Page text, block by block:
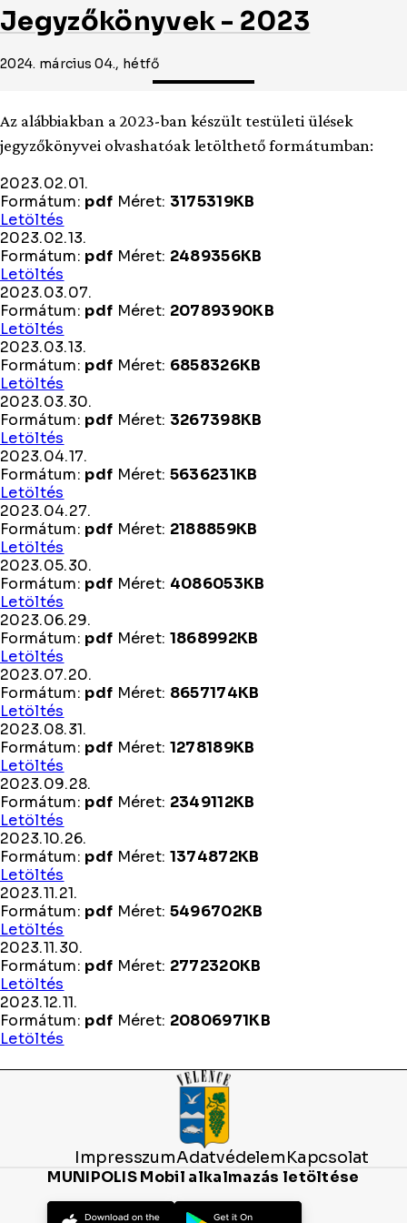
Jegyzőkönyvek - 2023
2024. március 04., hétfő
Az alábbiakban a 2023-ban készült testületi ülések
jegyzőkönyvei olvashatóak letölthető formátumban:
2023.02.01.
Formátum: pdf Méret: 3175319KB
Letöltés
2023.02.13.
Formátum: pdf Méret: 2489356KB
Letöltés
2023.03.07.
Formátum: pdf Méret: 20789390KB
Letöltés
2023.03.13.
Formátum: pdf Méret: 6858326KB
Letöltés
2023.03.30.
Formátum: pdf Méret: 3267398KB
Letöltés
2023.04.17.
Formátum: pdf Méret: 5636231KB
Letöltés
2023.04.27.
Formátum: pdf Méret: 2188859KB
Letöltés
2023.05.30.
Formátum: pdf Méret: 4086053KB
Letöltés
2023.06.29.
Formátum: pdf Méret: 1868992KB
Letöltés
2023.07.20.
Formátum: pdf Méret: 8657174KB
Letöltés
2023.08.31.
Formátum: pdf Méret: 1278189KB
Letöltés
2023.09.28.
Formátum: pdf Méret: 2349112KB
Letöltés
2023.10.26.
Formátum: pdf Méret: 1374872KB
Letöltés
2023.11.21.
Formátum: pdf Méret: 5496702KB
Letöltés
2023.11.30.
Formátum: pdf Méret: 2772320KB
Letöltés
2023.12.11.
Formátum: pdf Méret: 20806971KB
Letöltés
ImpresszumAdatvédelemKapcsolat
MUNIPOLIS Mobil alkalmazás letöltése